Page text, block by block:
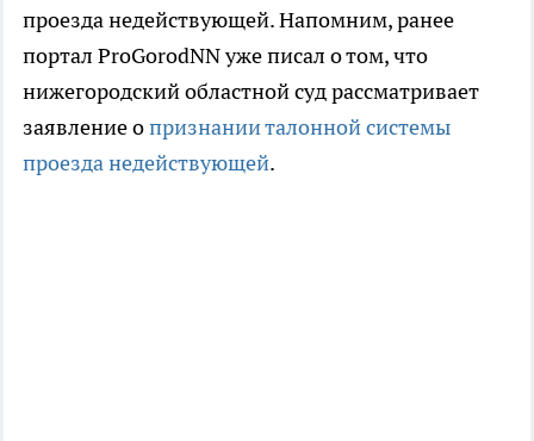
проезда недействующей. Напомним, ранее
портал ProGorodNN уже писал о том, что
нижегородский областной суд рассматривает
заявление опризнании талонной системы
проезда недействующей.